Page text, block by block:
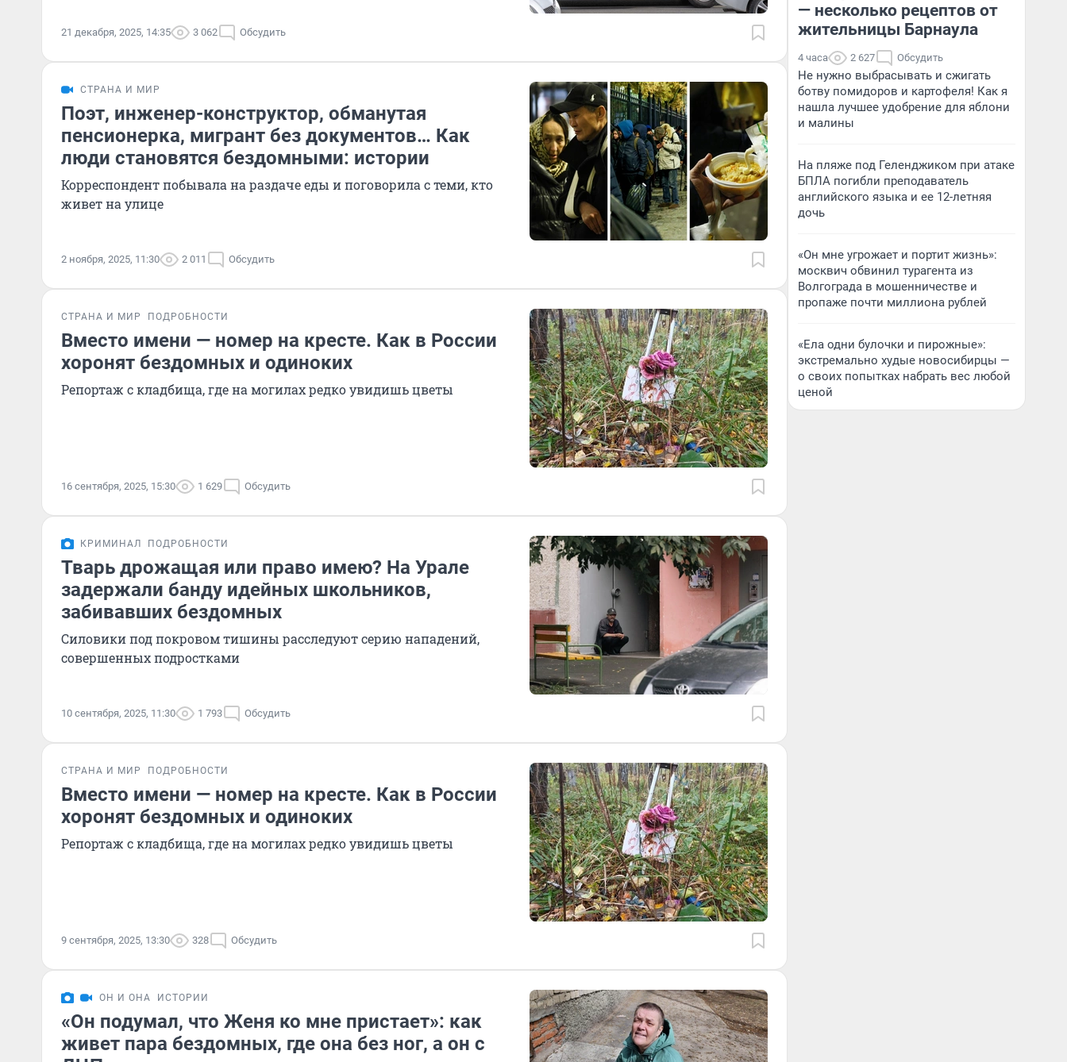
21 декабря, 2025, 14:35 3 062 Обсудить
СТРАНА И МИР
Поэт, инженер-конструктор, обманутая
пенсионерка, мигрант без документов… Как
люди становятся бездомными: истории
Корреспондент побывала на раздаче еды и поговорила с теми, кто
живет на улице
2 ноября, 2025, 11:30 2 011 Обсудить
СТРАНА И МИР ПОДРОБНОСТИ
Вместо имени — номер на кресте. Как в России
хоронят бездомных и одиноких
Репортаж с кладбища, где на могилах редко увидишь цветы
16 сентября, 2025, 15:30 1 629 Обсудить
КРИМИНАЛ ПОДРОБНОСТИ
Тварь дрожащая или право имею? На Урале
задержали банду идейных школьников,
забивавших бездомных
Силовики под покровом тишины расследуют серию нападений,
совершенных подростками
10 сентября, 2025, 11:30 1 793 Обсудить
СТРАНА И МИР ПОДРОБНОСТИ
Вместо имени — номер на кресте. Как в России
хоронят бездомных и одиноких
Репортаж с кладбища, где на могилах редко увидишь цветы
9 сентября, 2025, 13:30 328 Обсудить
ОН И ОНА ИСТОРИИ
«Он подумал, что Женя ко мне пристает»: как
живет пара бездомных, где она без ног, а он с
— несколько рецептов от
жительницы Барнаула
4 часа 2 627 Обсудить
Не нужно выбрасывать и сжигать
ботву помидоров и картофеля! Как я
нашла лучшее удобрение для яблони
и малины
На пляже под Геленджиком при атаке
БПЛА погибли преподаватель
английского языка и ее 12-летняя
дочь
«Он мне угрожает и портит жизнь»:
москвич обвинил турагента из
Волгограда в мошенничестве и
пропаже почти миллиона рублей
«Ела одни булочки и пирожные»:
экстремально худые новосибирцы —
о своих попытках набрать вес любой
ценой